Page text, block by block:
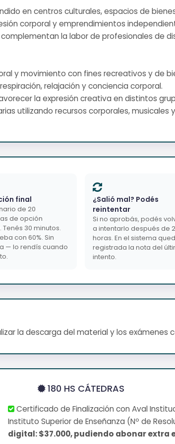
en centros culturales, espacios de
corporal y emprendimientos
la labor de profesionales de
y movimiento con fines recreativos y de
relajación y conciencia corporal.
la expresión creativa en distintos
utilizando recursos corporales,
final
de 20
de opción
Tenés 30 minutos.
con 60%. Sin
— lo rendís cuando
¿Salió mal? Podés
reintentar
Si no aprobás, podés
a intentarlo después de
horas. En el sistema
registrada la nota del
intento.
la descarga del material y los exámenes
180 HS CÁTEDRAS
Certificado de Finalización con Aval
Instituto Superior de Enseñanza (Nº de
digital: $37.000, pudiendo abonar